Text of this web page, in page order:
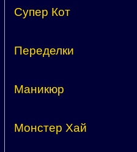
Супер Кот
Переделки
Маникюр
Монстер Хай